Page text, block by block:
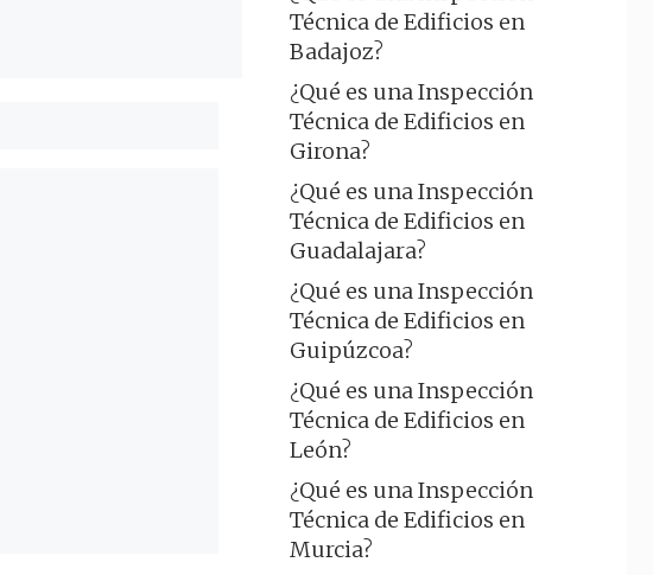
Técnica de Edificios en
Badajoz?
¿Qué es una Inspección
Técnica de Edificios en
Girona?
¿Qué es una Inspección
Técnica de Edificios en
Guadalajara?
¿Qué es una Inspección
Técnica de Edificios en
Guipúzcoa?
¿Qué es una Inspección
Técnica de Edificios en
León?
¿Qué es una Inspección
Técnica de Edificios en
Murcia?